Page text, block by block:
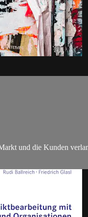
und die Kunden